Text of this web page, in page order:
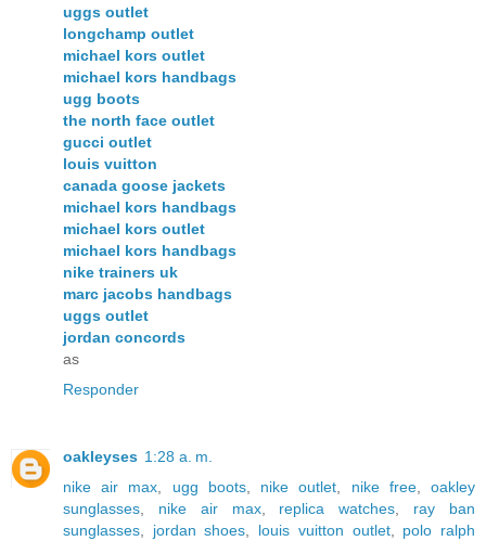
uggs outlet
longchamp outlet
michael kors outlet
michael kors handbags
ugg boots
the north face outlet
gucci outlet
louis vuitton
canada goose jackets
michael kors handbags
michael kors outlet
michael kors handbags
nike trainers uk
marc jacobs handbags
uggs outlet
jordan concords
as
Responder
oakleyses 1:28 a. m.
nike air max
ugg boots, nike outlet nike free,oakley
sunglasses
nike air max, replica watches
ray ban
sunglasses
jordan shoes louis vuitton outlet, polo ralph